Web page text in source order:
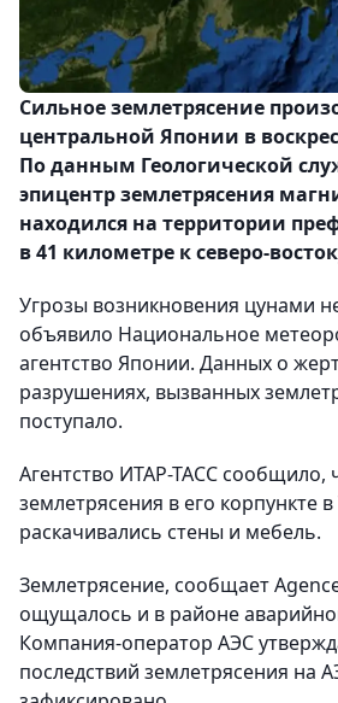
Сильное землетрясение
центральной Японии в
По данным Геологической
эпицентр землетрясения
находился на территории
в 41 километре к северо-
Угрозы возникновения цунами
объявило Национальное
агентство Японии. Данных о
разрушениях, вызванных
поступало.
Агентство ИТАР-ТАСС сообщило,
землетрясения в его корпункте
раскачивались стены и мебель.
Землетрясение, сообщает
ощущалось и в районе
Компания-оператор АЭС
последствий землетрясения на